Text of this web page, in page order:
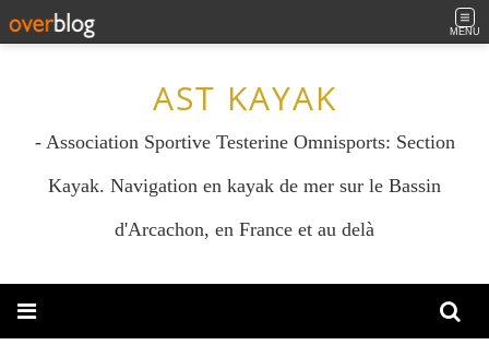
MENU
AST KAYAK
- Association Sportive Testerine Omnisports: Section
Kayak. Navigation en kayak de mer sur le Bassin
d'Arcachon, en France et au delà